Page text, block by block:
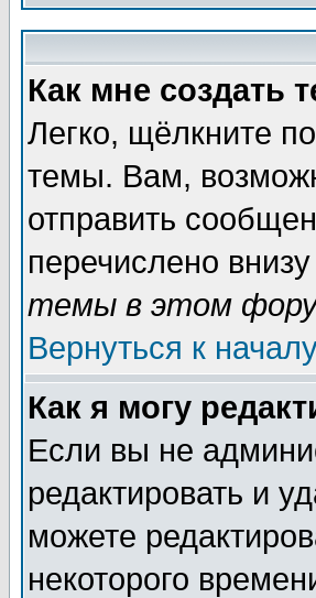
Как мне создать
Легко, щёлкните
темы. Вам,
отправить
перечислено
темы в этом
Вернуться к
Как я могу
Если вы не
редактировать и
можете
некоторого